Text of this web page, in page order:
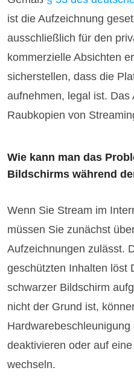
ist die Aufzeichnung
ausschließlich für den
kommerzielle Absichten
sicherstellen, dass die
aufnehmen, legal ist. Das
Raubkopien von
Wie kann man das
Bildschirms während
Wenn Sie Stream im
müssen Sie zunächst
Aufzeichnungen zulässt.
geschützten Inhalten löst
schwarzer Bildschirm
nicht der Grund ist,
deaktivieren oder auf
wechseln.